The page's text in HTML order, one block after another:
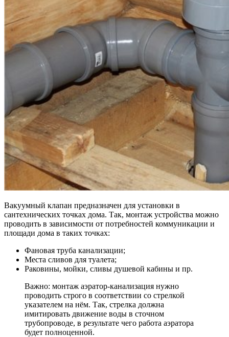
Вакуумный клапан предназначен для установки в
сантехнических точках дома. Так, монтаж устройства можно
проводить в зависимости от потребностей коммуникации и
площади дома в таких точках:
Фановая труба канализации;
Места сливов для туалета;
Раковины, мойки, сливы душевой кабины и пр.
Важно: монтаж аэратор-канализация нужно
проводить строго в соответствии со стрелкой
указателем на нём. Так, стрелка должна
имитировать движение воды в сточном
трубопроводе, в результате чего работа аэратора
будет полноценной.